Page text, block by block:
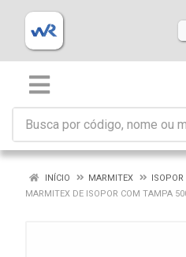
INÍCIO MARMITEX
ISOPOR
MARMITEX DE ISOPOR COM TAMPA